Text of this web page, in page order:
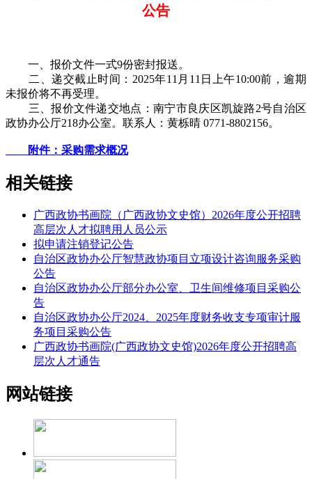
公告
一、报价文件一式9份密封报送。
二、递交截止时间：2025年11月11日上午10:00前，逾期
未报价将不再受理。
三、报价文件递交地点：南宁市良庆区凯旋路2号自治区
政协办公厅218办公室。联系人：黄栎晴 0771-8802156。
附件：采购需求概况
相关链接
广西政协书画院（广西政协文史馆）2026年度公开招聘
高层次人才拟聘用人员公示
拟申请注销登记公告
自治区政协办公厅智慧政协项目立项设计咨询服务采购
公告
自治区政协办公厅部分办公室、卫生间维修项目采购公
告
自治区政协办公厅2024、2025年度财务收支专项审计服
务项目采购公告
广西政协书画院(广西政协文史馆)2026年度公开招聘高
层次人才通告
网站链接